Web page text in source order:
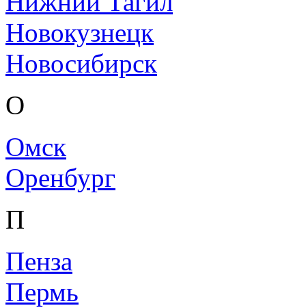
Новокузнецк
Новосибирск
О
Омск
Оренбург
П
Пенза
Пермь